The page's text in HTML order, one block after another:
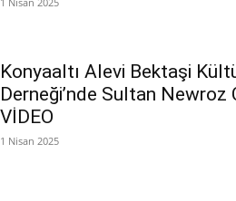
Konyaaltı Alevi Bektaşi
Derneği’nde Sultan Newroz
VİDEO
1 Nisan 2025